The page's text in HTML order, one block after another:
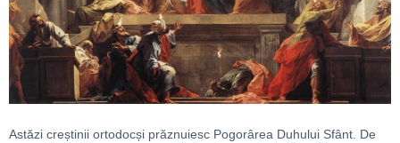
Astăzi creștinii ortodocși prăznuiesc Pogorârea Duhului Sfânt. De